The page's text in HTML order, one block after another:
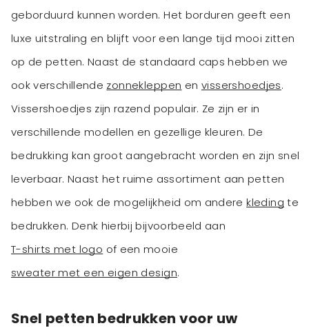
geborduurd kunnen worden. Het borduren geeft een
luxe uitstraling en blijft voor een lange tijd mooi zitten
op de petten. Naast de standaard caps hebben we
ook verschillende zonnekleppen en vissershoedjes.
Vissershoedjes zijn razend populair. Ze zijn er in
verschillende modellen en gezellige kleuren. De
bedrukking kan groot aangebracht worden en zijn snel
leverbaar. Naast het ruime assortiment aan petten
hebben we ook de mogelijkheid om anderekleding te
bedrukken. Denk hierbij bijvoorbeeld aan
T-shirts met logo of een mooie
sweater met een eigen design.
Snel petten bedrukken voor uw